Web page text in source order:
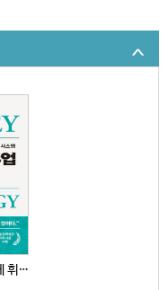
부의 전략 수업 : 돈에 휘둘리지 않고 살아남는 15가...